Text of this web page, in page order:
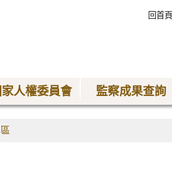
回首頁
人權委員會 監察成果查詢